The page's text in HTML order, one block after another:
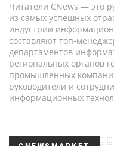
Читатели CNews — это
из самых успешных
индустрии
составляют топ-
департаментов
региональных органов
промышленных
руководители и
информационных